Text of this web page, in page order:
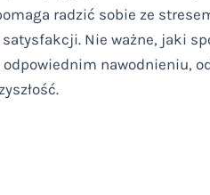
radzić sobie ze
Nie ważne, jaki
nawodnieniu,